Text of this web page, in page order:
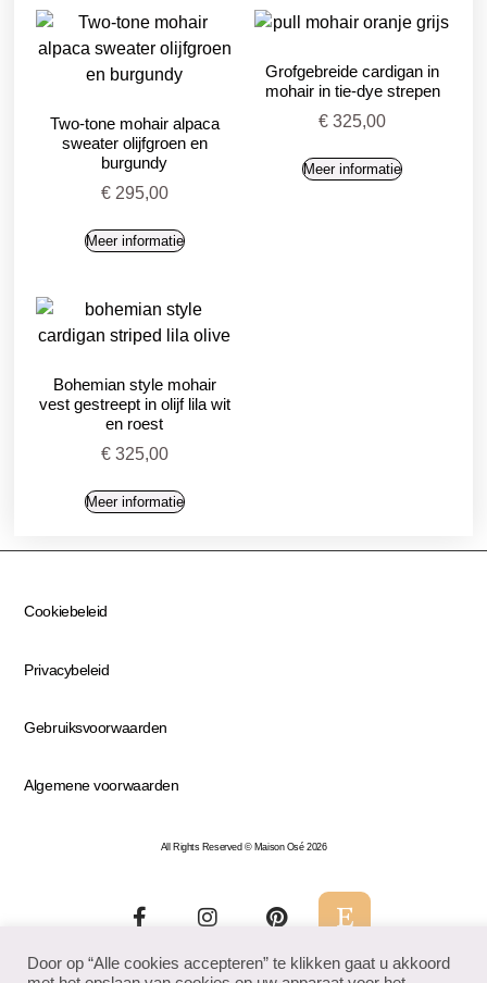
Two-tone mohair alpaca
sweater olijfgroen en
burgundy
€295,00
Meer informatie
Grofgebreide cardigan in
mohair in tie-dye strepen
€ 325,00
Meer informatie
Bohemian style mohair
vest gestreept in olijf lila wit
en roest
€325,00
Meer informatie
Cookiebeleid
Privacybeleid
Gebruiksvoorwaarden
Algemene voorwaarden
All Rights Reserved © Maison Osé 2026
Door op “Alle cookies accepteren” te klikken gaat u akkoord